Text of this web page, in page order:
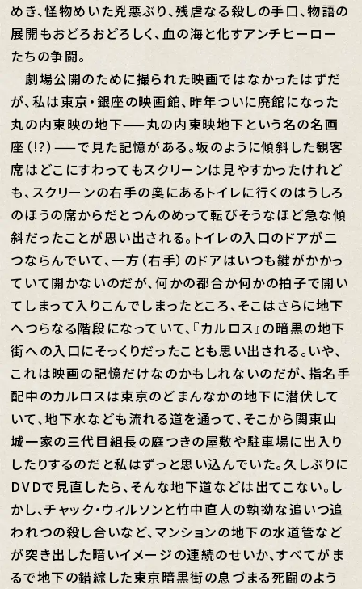
めき、怪物めいた兇悪ぶり、残虐なる殺しの手口、物語の
展開もおどろおどろしく、血の海と化すアンチヒーロー
たちの争闘。
劇場公開のために撮られた映画ではなかったはずだ
が、私は東京・銀座の映画館、昨年ついに廃館になった
丸の内東映の地下——丸の内東映地下という名の名画
座（!?）——で見た記憶がある。坂のように傾斜した観客
席はどこにすわってもスクリーンは見やすかったけれど
も、スクリーンの右手の奥にあるトイレに行くのはうしろ
のほうの席からだとつんのめって転びそうなほど急な傾
斜だったことが思い出される。トイレの入口のドアが二
つならんでいて、一方（右手）のドアはいつも鍵がかかっ
ていて開かないのだが、何かの都合か何かの拍子で開い
てしまって入りこんでしまったところ、そこはさらに地下
へつらなる階段になっていて、『カルロス』の暗黒の地下
街への入口にそっくりだったことも思い出される。いや、
これは映画の記憶だけなのかもしれないのだが、指名手
配中のカルロスは東京のどまんなかの地下に潜伏して
いて、地下水なども流れる道を通って、そこから関東山
城一家の三代目組長の庭つきの屋敷や駐車場に出入り
したりするのだと私はずっと思い込んでいた。久しぶりに
DVDで見直したら、そんな地下道などは出てこない。し
かし、チャック・ウィルソンと竹中直人の執拗な追いつ追
われつの殺し合いなど、マンションの地下の水道管など
が突き出した暗いイメージの連続のせいか、すべてがま
るで地下の錯綜した東京暗黒街の息づまる死闘のよう